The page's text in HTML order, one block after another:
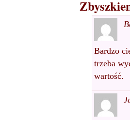
Bardzo
trzeba
wartość.